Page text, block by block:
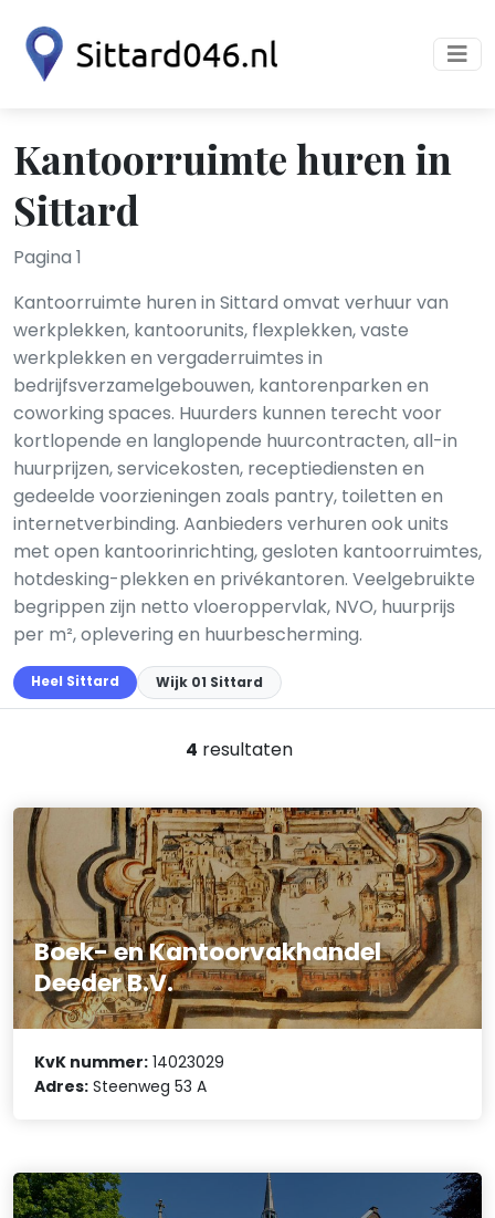
Kantoorruimte huren in
Sittard
Pagina 1
Kantoorruimte huren in Sittard omvat verhuur van
werkplekken, kantoorunits, flexplekken, vaste
werkplekken en vergaderruimtes in
bedrijfsverzamelgebouwen, kantorenparken en
coworking spaces. Huurders kunnen terecht voor
kortlopende en langlopende huurcontracten, all-in
huurprijzen, servicekosten, receptiediensten en
gedeelde voorzieningen zoals pantry, toiletten en
internetverbinding. Aanbieders verhuren ook units
met open kantoorinrichting, gesloten kantoorruimtes,
hotdesking-plekken en privékantoren. Veelgebruikte
begrippen zijn netto vloeroppervlak, NVO, huurprijs
per m², oplevering en huurbescherming.
Heel Sittard Wijk 01 Sittard
4 resultaten
Boek- en Kantoorvakhandel
Deeder B.V.
KvK nummer: 14023029
Adres: Steenweg 53 A